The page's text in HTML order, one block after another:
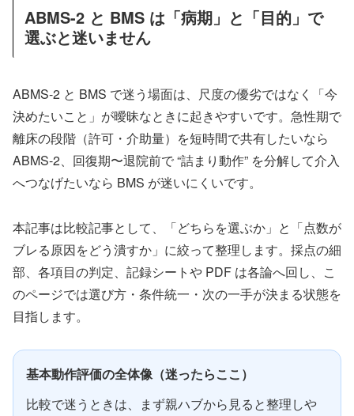
ABMS-2 と BMS は「病期」と「目的」で
選ぶと迷いません
ABMS-2 と BMS で迷う場面は、尺度の優劣ではなく「今
決めたいこと」が曖昧なときに起きやすいです。急性期で
離床の段階（許可・介助量）を短時間で共有したいなら
ABMS-2、回復期〜退院前で “詰まり動作” を分解して介入
へつなげたいなら BMS が迷いにくいです。
本記事は比較記事として、「どちらを選ぶか」と「点数が
ブレる原因をどう潰すか」に絞って整理します。採点の細
部、各項目の判定、記録シートや PDF は各論へ回し、こ
のページでは選び方・条件統一・次の一手が決まる状態を
目指します。
基本動作評価の全体像（迷ったらここ）
比較で迷うときは、まず親ハブから見ると整理しや